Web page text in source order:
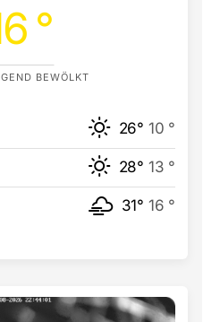
°
BEWÖLKT
26° 10 °
28° 13 °
31° 16 °